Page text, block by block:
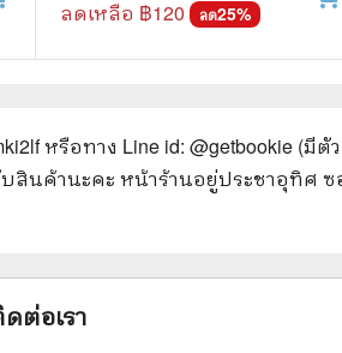
ลดเหลือ ฿120 ลด25%
หรือทาง Line id: @getbookie (มีตัว
บสินค้านะคะ หน้าร้านอยู่ประชาอุทิศ ซ
ต่อเรา